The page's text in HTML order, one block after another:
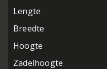
Lengte
Breedte
Hoogte
Zadelhoogte